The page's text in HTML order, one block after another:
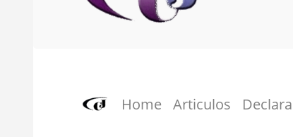
Home Articulos